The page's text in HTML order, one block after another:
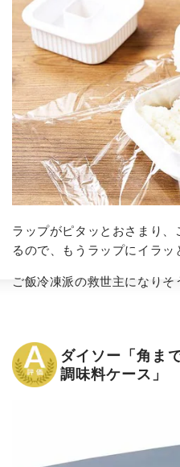
ラップがピタッとおさまり
るので、もうラップにイラッ
ご飯冷凍派の救世主になりそ
ダイソー「角ま
調味料ケース」